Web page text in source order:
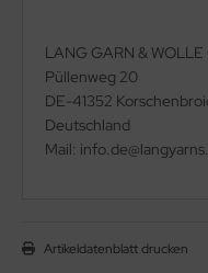
LANG GARN & WOLLE
Püllenweg 20
DE-41352
Deutschland
Mail:
Artikeldatenblatt drucken